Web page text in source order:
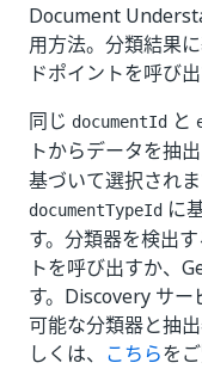
Document
用方法。分類結果
ドポイントを呼び
同じ documentId と
トからデータを抽出
基づいて選択され
documentTypeId に
す。分類器を検出
トを呼び出すか、
す。Discovery サ
可能な分類器と抽
しくは、 こちらを